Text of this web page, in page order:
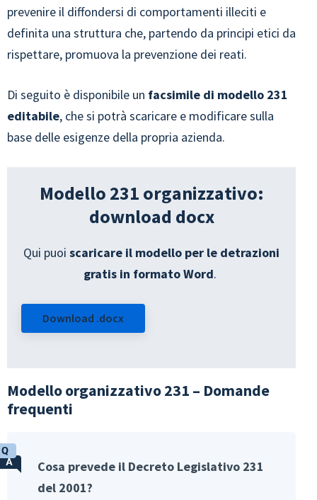
prevenire il diffondersi di comportamenti illeciti e
definita una struttura che, partendo da principi etici da
rispettare, promuova la prevenzione dei reati.
Di seguito è disponibile un facsimile di modello 231
editabile, che si potrà scaricare e modificare sulla
base delle esigenze della propria azienda.
Modello 231 organizzativo:
download docx
Qui puoi scaricare il modello per le detrazioni
gratis in formato Word.
Download .docx
Modello organizzativo 231 – Domande
frequenti
Cosa prevede il Decreto Legislativo 231
del 2001?